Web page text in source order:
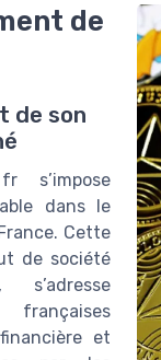
de
de son
s’impose
dans le
Cette
de société
françaises
et